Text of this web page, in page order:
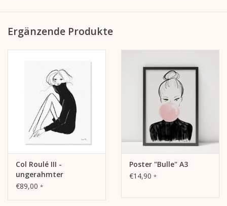
Ergänzende Produkte
Col Roulé III -
ungerahmter
Kunstdruck
€89,00 *
Poster "Bulle" A3
€14,90 *